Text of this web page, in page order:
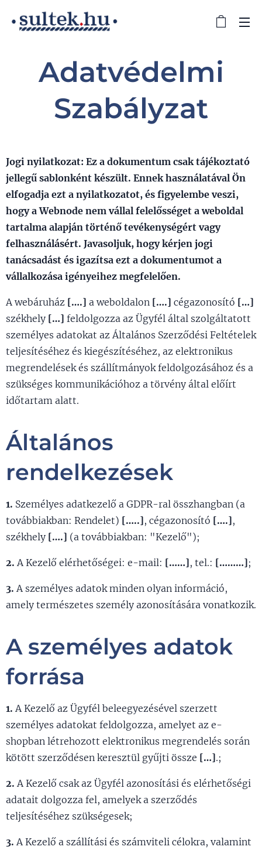
Adatvédelmi
Szabályzat
Jogi nyilatkozat: Ez a dokumentum csak tájékoztató
jellegű sablonként készült. Ennek használatával Ön
elfogadja ezt a nyilatkozatot, és figyelembe veszi,
hogy a Webnode nem vállal felelősséget a weboldal
tartalma alapján történő tevékenységért vagy
felhasználásért. Javasoljuk, hogy kérjen jogi
tanácsadást és igazítsa ezt a dokumentumot a
vállalkozása igényeihez megfelelően.
A webáruház [….] a weboldalon [….] cégazonosító […]
székhely […] feldolgozza az Ügyfél által szolgáltatott
személyes adatokat az Általános Szerződési Feltételek
teljesítéséhez és kiegészítéséhez, az elektronikus
megrendelések és szállítmányok feldolgozásához és a
szükséges kommunikációhoz a törvény által előírt
időtartam alatt.
Általános
rendelkezések
1. Személyes adatkezelő a GDPR-ral összhangban (a
továbbiakban: Rendelet) […..], cégazonosító [….],
székhely [….] (a továbbiakban: "Kezelő");
2.A Kezelő elérhetőségei: e-mail: [……], tel.: [………];
3.A személyes adatok minden olyan információ,
amely természetes személy azonosítására vonatkozik.
A személyes adatok
forrása
1.A Kezelő az Ügyfél beleegyezésével szerzett
személyes adatokat feldolgozza, amelyet az e-
shopban létrehozott elektronikus megrendelés során
kötött szerződésen keresztül gyűjti össze […].;
2.A Kezelő csak az Ügyfél azonosítási és elérhetőségi
adatait dolgozza fel, amelyek a szerződés
teljesítéséhez szükségesek;
3.A Kezelő a szállítási és számviteli célokra, valamint